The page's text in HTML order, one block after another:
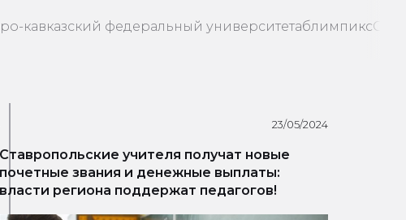
кавказский федеральный университетаблимпикс
23/05/2024
Ставропольские учителя получат новые
почетные звания и денежные выплаты:
власти региона поддержат педагогов!